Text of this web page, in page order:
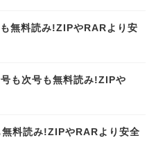
無料読み!ZIPやRARより安
も次号も無料読み!ZIPや
料読み!ZIPやRARより安全